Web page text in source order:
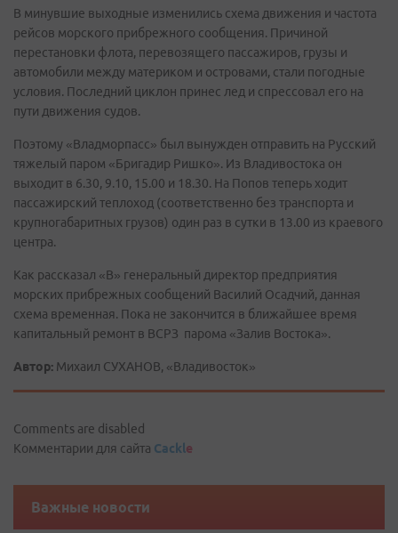
В минувшие выходные изменились схема движения и частота
рейсов морского прибрежного сообщения. Причиной
перестановки флота, перевозящего пассажиров, грузы и
автомобили между материком и островами, стали погодные
условия. Последний циклон принес лед и спрессовал его на
пути движения судов.
Поэтому «Владморпасс» был вынужден отправить на Русский
тяжелый паром «Бригадир Ришко». Из Владивостока он
выходит в 6.30, 9.10, 15.00 и 18.30. На Попов теперь ходит
пассажирский теплоход (соответственно без транспорта и
крупногабаритных грузов) один раз в сутки в 13.00 из краевого
центра.
Как рассказал «В» генеральный директор предприятия
морских прибрежных сообщений Василий Осадчий, данная
схема временная. Пока не закончится в ближайшее время
капитальный ремонт в ВСРЗ парома «Залив Востока».
Автор: Михаил СУХАНОВ, «Владивосток»
Comments are disabled
Комментарии для сайта Cackle
Важные новости